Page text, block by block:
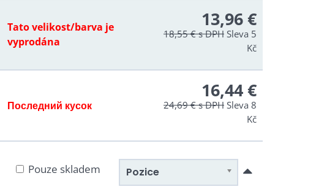
Tato velikost/barva je
vyprodána
13,96 €
18,55 €s DPH Sleva 5
Kč
Последний кусок
16,44 €
24,69 €s DPH Sleva 8
Kč
Pozice
Pouze skladem